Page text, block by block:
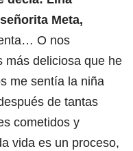
Meta,
O nos
más deliciosa que he
me sentía la niña
de tantas
cometidos y
vida es un proceso,